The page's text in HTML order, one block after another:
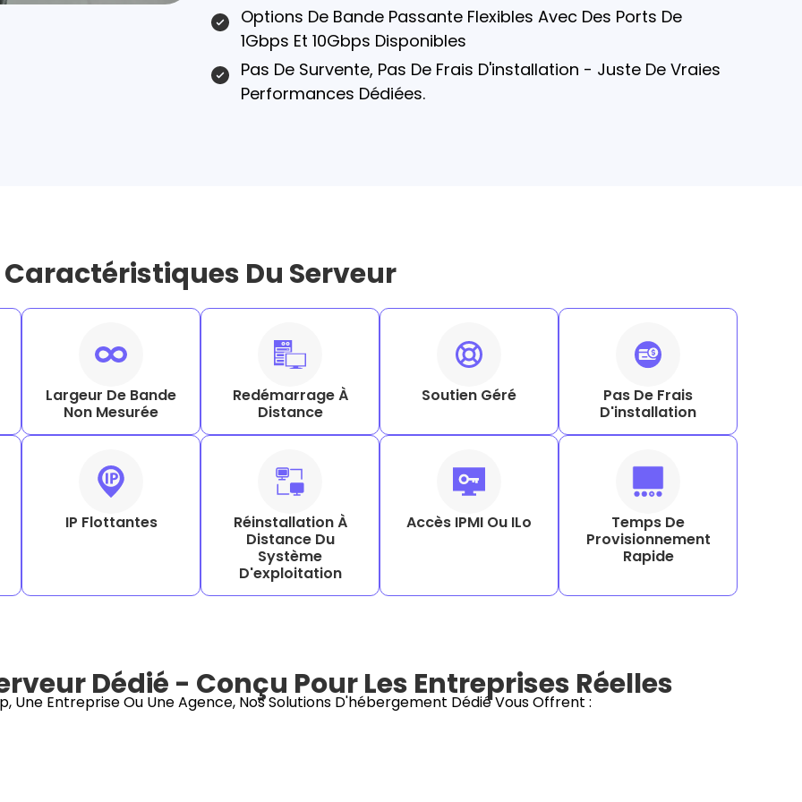
Options De Bande Passante Flexibles Avec Des Ports De
1Gbps Et 10Gbps Disponibles
Pas De Survente, Pas De Frais D'installation - Juste De Vraies
Performances Dédiées.
Caractéristiques Du Serveur
Largeur De Bande
Non Mesurée
Redémarrage À
Distance
Soutien Géré
Pas De Frais
D'installation
IP Flottantes
Réinstallation À
Distance Du
Système
D'exploitation
Accès IPMI Ou ILo
Temps De
Provisionnement
Rapide
Dédié - Conçu Pour Les Entreprises Réelles
Une Entreprise Ou Une Agence, Nos Solutions D'hébergement Dédié Vous Offrent :